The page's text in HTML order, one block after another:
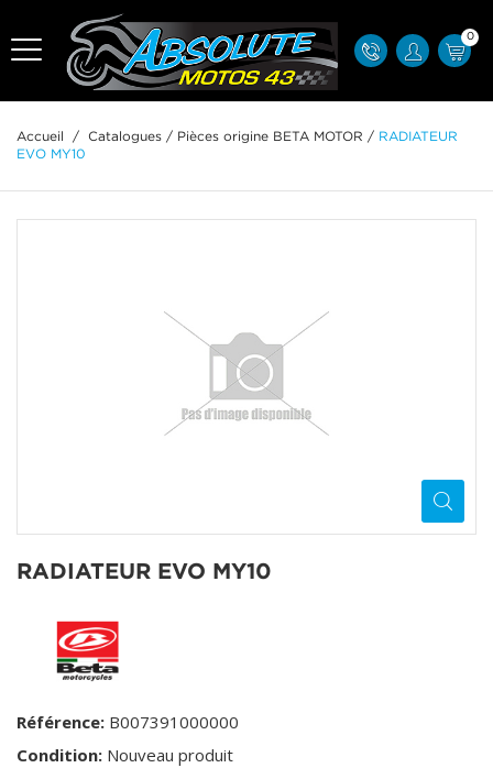
0
Accueil / Catalogues / Pièces origine BETA MOTOR /
RADIATEUR
EVO MY10
RADIATEUR EVO MY10
Référence: B007391000000
Condition: Nouveau produit